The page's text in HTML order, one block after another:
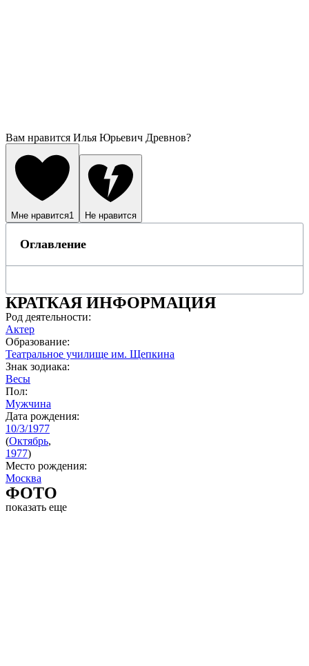
Вам нравится Илья Юрьевич Древнов?
Мне нравится1 Не нравится
Оглавление
КРАТКАЯ ИНФОРМАЦИЯ
Род деятельности:
Актер
Образование:
Театральное училище им. Щепкина
Знак зодиака:
Весы
Пол:
Мужчина
Дата рождения:
10/3/1977
(Октябрь,
1977)
Место рождения:
Москва
ФОТО
показать еще